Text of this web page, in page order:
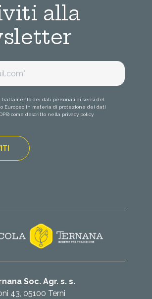
alla
trattamento dei dati personali ai sensi del
Europeo in materia di protezione dei dati
come descritto nella privacy policy
Soc. Agr. s. s.
43, 05100 Terni